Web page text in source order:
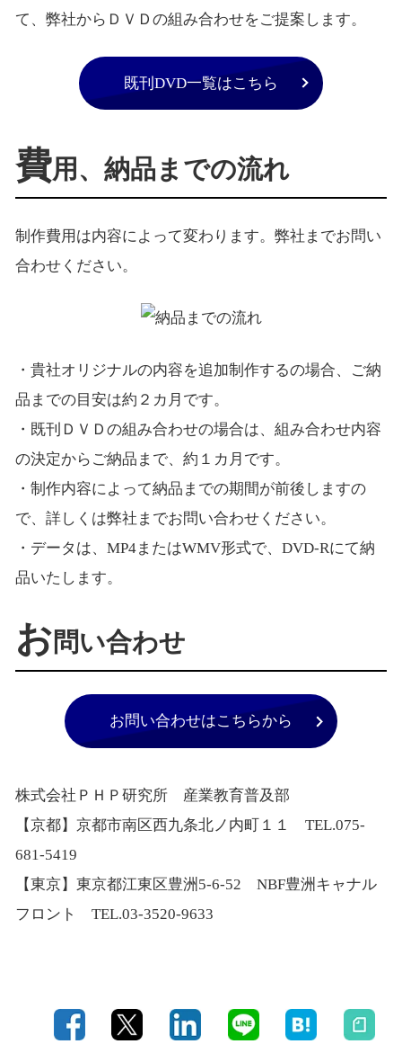
て、弊社からＤＶＤの組み合わせをご提案します。
既刊DVD一覧はこちら
費用、納品までの流れ
制作費用は内容によって変わります。弊社までお問い
合わせください。
・貴社オリジナルの内容を追加制作するの場合、ご納
品までの目安は約２カ月です。
・既刊ＤＶＤの組み合わせの場合は、組み合わせ内容
の決定からご納品まで、約１カ月です。
・制作内容によって納品までの期間が前後しますの
で、詳しくは弊社までお問い合わせください。
・データは、MP4またはWMV形式で、DVD-Rにて納
品いたします。
お問い合わせ
お問い合わせはこちらから
株式会社ＰＨＰ研究所 産業教育普及部
【京都】京都市南区西九条北ノ内町１１ TEL.075-
681-5419
【東京】東京都江東区豊洲5-6-52 NBF豊洲キャナル
フロント TEL.03-3520-9633